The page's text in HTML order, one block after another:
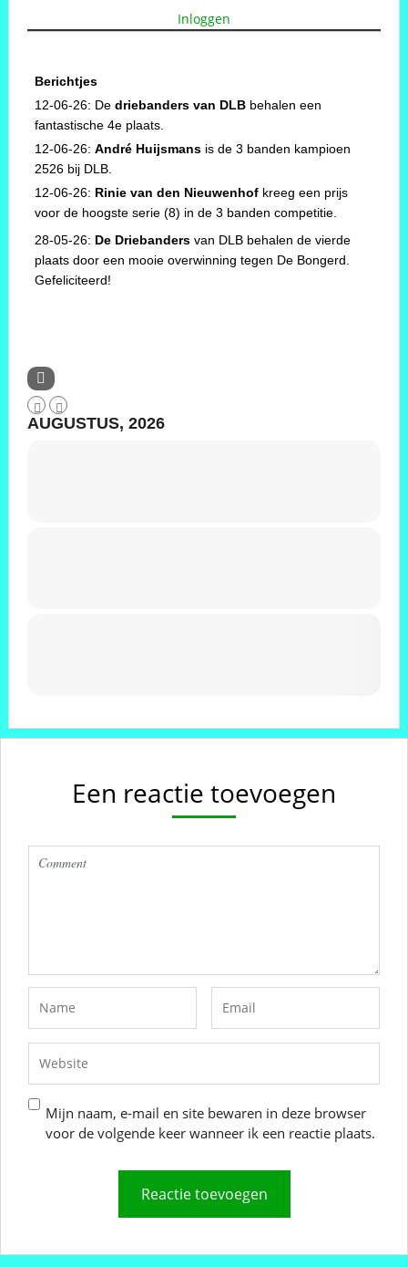
Inloggen
Berichtjes
12-06-26: De driebanders van DLBbehalen een
fantastische 4e plaats.
12-06-26: André Huijsmansis de 3 banden kampioen
2526 bij DLB.
12-06-26: Rinie van den Nieuwenhofkreeg een prijs
voor de hoogste serie (8) in de 3 banden competitie.
28-05-26: De Driebandersvan DLB behalen de vierde
plaats door een mooie overwinning tegen De Bongerd.
Gefeliciteerd!
AUGUSTUS, 2026
Een reactie toevoegen
Mijn naam, e-mail en site bewaren in deze browser
voor de volgende keer wanneer ik een reactie plaats.